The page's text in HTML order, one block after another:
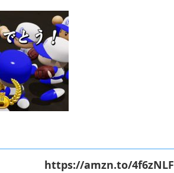
https://amzn.to/4f6zNLF